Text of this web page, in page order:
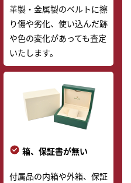
革製・金属製のベルトに擦
り傷や劣化、使い込んだ跡
や色の変化があっても査定
いたします。
箱、保証書が無い
付属品の内箱や外箱、保証